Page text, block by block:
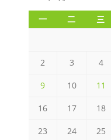
一 二 三
2 3 4
9 10 11
16 17 18
23 24 25